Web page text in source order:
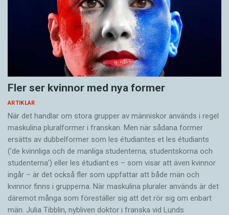
Fler ser kvinnor med nya former
ARTIKLAR
När det handlar om stora grupper av människor används i regel
maskulina pluralformer i franskan. Men när sådana ­former
ersätts av dubbel­former som les étudiantes et les étudiants
(’de kvinnliga och de manliga studenterna; studentskorna och
studenterna’) eller les étudiant·es – som visar att även kvinnor
ingår – är det också fler som uppfattar att både män och
kvinnor finns i grupperna. När maskulina pluraler används är det
där­emot många som föreställer sig att det rör sig om enbart
män. Julia Tibblin, nybliven doktor i franska vid Lunds